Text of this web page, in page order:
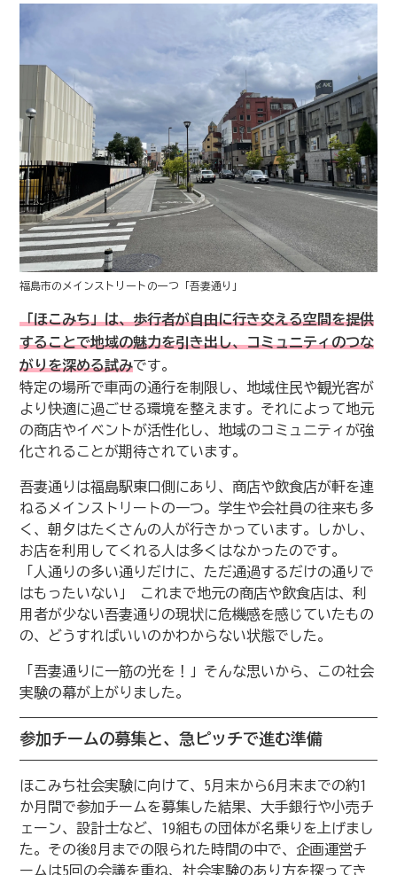
福島市のメインストリートの一つ「吾妻通り」
「ほこみち」は、歩行者が自由に行き交える空間を提供
することで地域の魅力を引き出し、コミュニティのつな
がりを深める試みです。
特定の場所で車両の通行を制限し、地域住民や観光客が
より快適に過ごせる環境を整えます。それによって地元
の商店やイベントが活性化し、地域のコミュニティが強
化されることが期待されています。
吾妻通りは福島駅東口側にあり、商店や飲食店が軒を連
ねるメインストリートの一つ。学生や会社員の往来も多
く、朝夕はたくさんの人が行きかっています。しかし、
お店を利用してくれる人は多くはなかったのです。
「人通りの多い通りだけに、ただ通過するだけの通りで
はもったいない」 これまで地元の商店や飲食店は、利
用者が少ない吾妻通りの現状に危機感を感じていたもの
の、どうすればいいのかわからない状態でした。
「吾妻通りに一筋の光を！」そんな思いから、この社会
実験の幕が上がりました。
参加チームの募集と、急ピッチで進む準備
ほこみち社会実験に向けて、5月末から6月末までの約1
か月間で参加チームを募集した結果、大手銀行や小売チ
ェーン、設計士など、19組もの団体が名乗りを上げまし
た。その後8月までの限られた時間の中で、企画運営チ
ームは5回の会議を重ね、社会実験のあり方を探ってき